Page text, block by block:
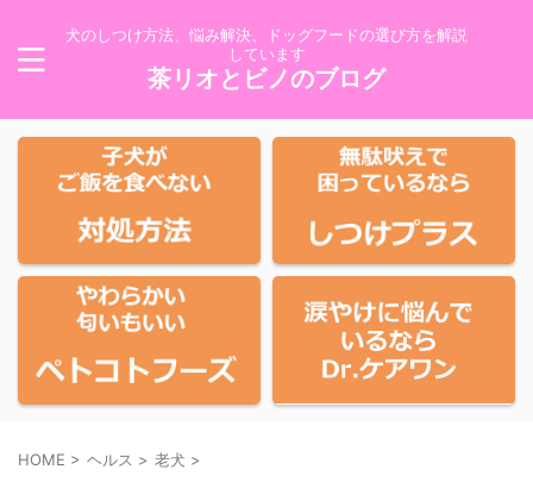
犬のしつけ方法、悩み解決、ドッグフードの選び方を解説
しています
茶リオとビノのブログ
HOME > ヘルス > 老犬 >